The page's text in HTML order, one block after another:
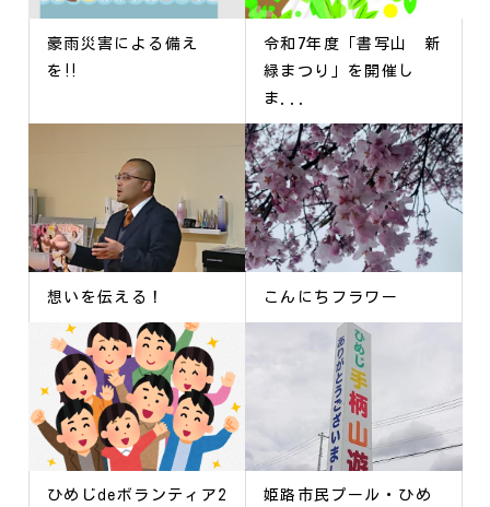
豪雨災害による備え
を‼
令和7年度「書写山 新
緑まつり」を開催し
ま...
想いを伝える！ こんにちフラワー
ひめじdeボランティア2
姫路市民プール・ひめ